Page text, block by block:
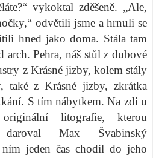
vykoktal zděšeně. „Ale,
odvětili jsme a hrnuli se
hned jako doma. Stála tam
arch. Pehra, náš stůl z dubové
z Krásné jizby, kolem stály
také z Krásné jizby, zkrátka
S tím nábytkem. Na zdi u
litografie, kterou
Max Švabinský
jeden čas chodil do jeho